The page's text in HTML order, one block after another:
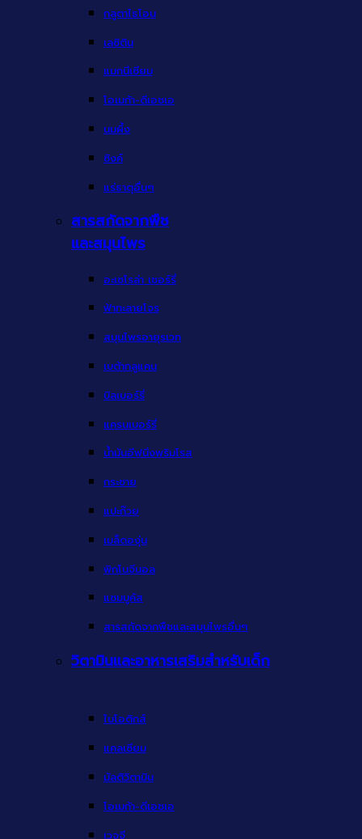
กลูตาไธโอน
เลซิติน
แมกนีเซียม
โอเมก้า-ดีเอชเอ
นมผึ้ง
ซิงค์
แร่ธาตุอื่นๆ
สารสกัดจากพืช
และสมุนไพร
อะเซโรล่า เชอร์รี่
ฟ้าทะลายโจร
สมุนไพรอายุรเวท
เบต้ากลูแคน
บิลเบอร์รี่
แครนเบอร์รี่
น้ำมันอีฟนิ่งพริมโรส
กระชาย
แปะก๊วย
เมล็ดองุ่น
พิกโนจีนอล
แซมบูคัส
สารสกัดจากพืชและสมุนไพรอื่นๆ
วิตามินและอาหารเสริมสำหรับเด็ก
ไบโอติกส์
แคลเซียม
มัลติวิตามิน
โอเมก้า-ดีเอชเอ
เวจจี